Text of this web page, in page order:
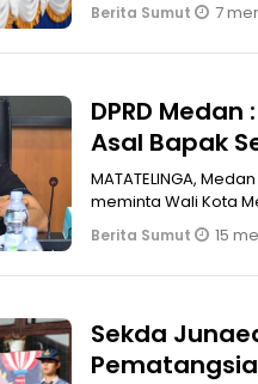
Berita Sumut 7
DPRD
Asal Bapak
MATATELINGA,
meminta Wali Kota
Berita Sumut 15
Sekda